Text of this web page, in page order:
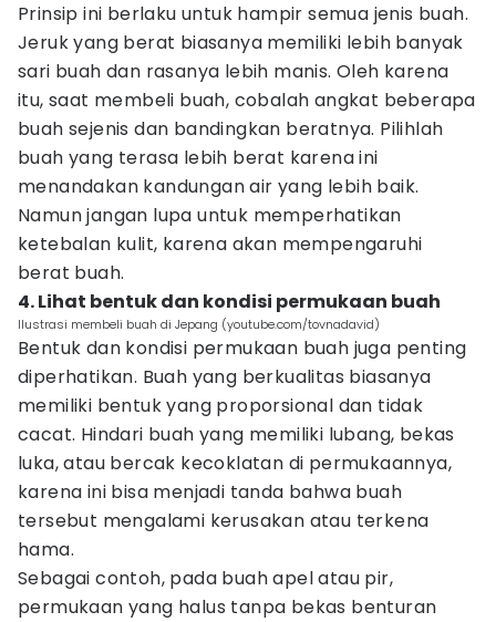
Prinsip ini berlaku untuk hampir semua jenis buah.
Jeruk yang berat biasanya memiliki lebih banyak
sari buah dan rasanya lebih manis. Oleh karena
itu, saat membeli buah, cobalah angkat beberapa
buah sejenis dan bandingkan beratnya. Pilihlah
buah yang terasa lebih berat karena ini
menandakan kandungan air yang lebih baik.
Namun jangan lupa untuk memperhatikan
ketebalan kulit, karena akan mempengaruhi
berat buah.
4. Lihat bentuk dan kondisi permukaan buah
Ilustrasi membeli buah di Jepang (youtube.com/tovnadavid)
Bentuk dan kondisi permukaan buah juga penting
diperhatikan. Buah yang berkualitas biasanya
memiliki bentuk yang proporsional dan tidak
cacat. Hindari buah yang memiliki lubang, bekas
luka, atau bercak kecoklatan di permukaannya,
karena ini bisa menjadi tanda bahwa buah
tersebut mengalami kerusakan atau terkena
hama.
Sebagai contoh, pada buah apel atau pir,
permukaan yang halus tanpa bekas benturan